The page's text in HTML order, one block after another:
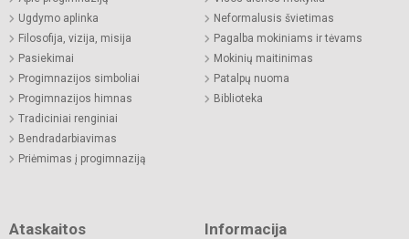
Ugdymo aplinka
Filosofija, vizija, misija
Pasiekimai
Progimnazijos simboliai
Progimnazijos himnas
Tradiciniai renginiai
Bendradarbiavimas
Priėmimas į progimnaziją
Neformalusis švietimas
Pagalba mokiniams ir tėvams
Mokinių maitinimas
Patalpų nuoma
Biblioteka
Ataskaitos Informacija